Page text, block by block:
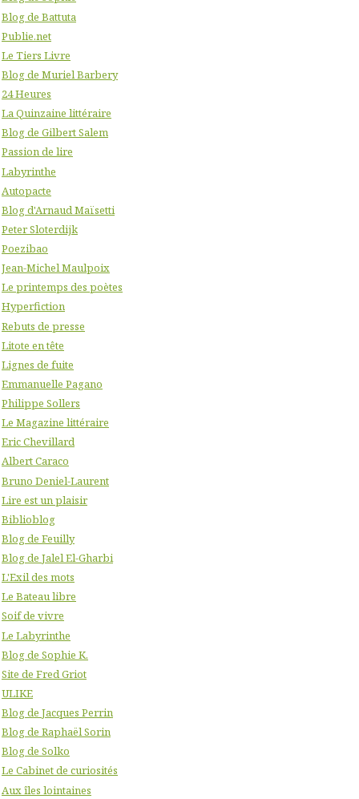
Blog de Battuta
Publie.net
Le Tiers Livre
Blog de Muriel Barbery
24 Heures
La Quinzaine littéraire
Blog de Gilbert Salem
Passion de lire
Labyrinthe
Autopacte
Blog d'Arnaud Maïsetti
Peter Sloterdijk
Poezibao
Jean-Michel Maulpoix
Le printemps des poètes
Hyperfiction
Rebuts de presse
Litote en tête
Lignes de fuite
Emmanuelle Pagano
Philippe Sollers
Le Magazine littéraire
Eric Chevillard
Albert Caraco
Bruno Deniel-Laurent
Lire est un plaisir
Biblioblog
Blog de Feuilly
Blog de Jalel El-Gharbi
L'Exil des mots
Le Bateau libre
Soif de vivre
Le Labyrinthe
Blog de Sophie K.
Site de Fred Griot
ULIKE
Blog de Jacques Perrin
Blog de Raphaël Sorin
Blog de Solko
Le Cabinet de curiosités
Aux îles lointaines